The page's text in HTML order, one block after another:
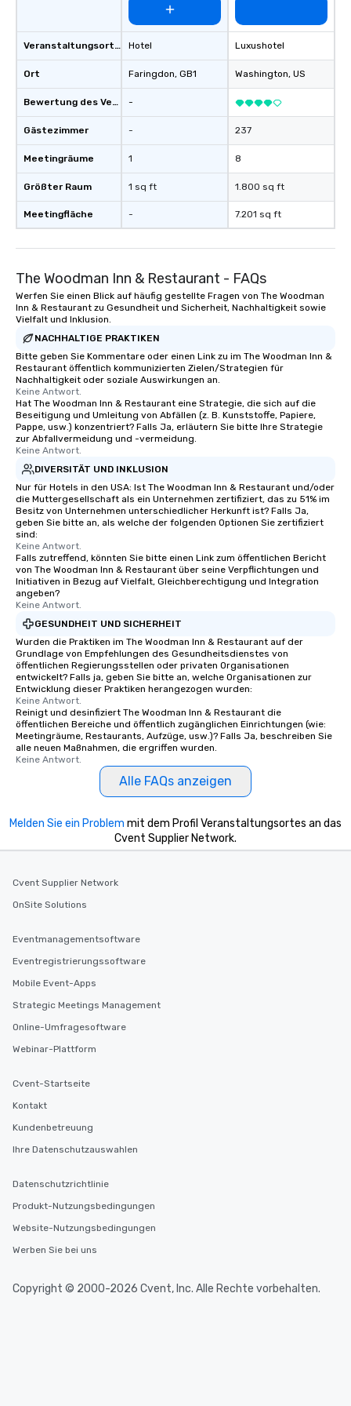
Veranstaltungsortstyp
Ort
Bewertung des Veranstaltungsortes
Gästezimmer
Meetingräume
Größter Raum
Meetingfläche
Hotel
Faringdon, GB1
-
-
1
1 sq ft
-
Luxushotel
Washington, US
237
8
1.800 sq ft
7.201 sq ft
The Woodman Inn & Restaurant - FAQs
Werfen Sie einen Blick auf häufig gestellte Fragen von The Woodman
Inn & Restaurant zu Gesundheit und Sicherheit, Nachhaltigkeit sowie
Vielfalt und Inklusion.
NACHHALTIGE PRAKTIKEN
Bitte geben Sie Kommentare oder einen Link zu im The Woodman Inn &
Restaurant öffentlich kommunizierten Zielen/Strategien für
Nachhaltigkeit oder soziale Auswirkungen an.
Keine Antwort.
Hat The Woodman Inn & Restaurant eine Strategie, die sich auf die
Beseitigung und Umleitung von Abfällen (z. B. Kunststoffe, Papiere,
Pappe, usw.) konzentriert? Falls Ja, erläutern Sie bitte Ihre Strategie
zur Abfallvermeidung und -vermeidung.
Keine Antwort.
DIVERSITÄT UND INKLUSION
Nur für Hotels in den USA: Ist The Woodman Inn & Restaurant und/oder
die Muttergesellschaft als ein Unternehmen zertifiziert, das zu 51% im
Besitz von Unternehmen unterschiedlicher Herkunft ist? Falls Ja,
geben Sie bitte an, als welche der folgenden Optionen Sie zertifiziert
sind:
Keine Antwort.
Falls zutreffend, könnten Sie bitte einen Link zum öffentlichen Bericht
von The Woodman Inn & Restaurant über seine Verpflichtungen und
Initiativen in Bezug auf Vielfalt, Gleichberechtigung und Integration
angeben?
Keine Antwort.
GESUNDHEIT UND SICHERHEIT
Wurden die Praktiken im The Woodman Inn & Restaurant auf der
Grundlage von Empfehlungen des Gesundheitsdienstes von
öffentlichen Regierungsstellen oder privaten Organisationen
entwickelt? Falls ja, geben Sie bitte an, welche Organisationen zur
Entwicklung dieser Praktiken herangezogen wurden:
Keine Antwort.
Reinigt und desinfiziert The Woodman Inn & Restaurant die
öffentlichen Bereiche und öffentlich zugänglichen Einrichtungen (wie:
Meetingräume, Restaurants, Aufzüge, usw.)? Falls Ja, beschreiben Sie
alle neuen Maßnahmen, die ergriffen wurden.
Keine Antwort.
Alle FAQs anzeigen
Melden Sie ein Problem mit dem Profil Veranstaltungsortes an das
Cvent Supplier Network.
Cvent Supplier Network
OnSite Solutions
Eventmanagementsoftware
Eventregistrierungssoftware
Mobile Event-Apps
Strategic Meetings Management
Online-Umfragesoftware
Webinar-Plattform
Cvent-Startseite
Kontakt
Kundenbetreuung
Ihre Datenschutzauswahlen
Datenschutzrichtlinie
Produkt-Nutzungsbedingungen
Website-Nutzungsbedingungen
Werben Sie bei uns
Copyright © 2000-2026 Cvent, Inc. Alle Rechte vorbehalten.